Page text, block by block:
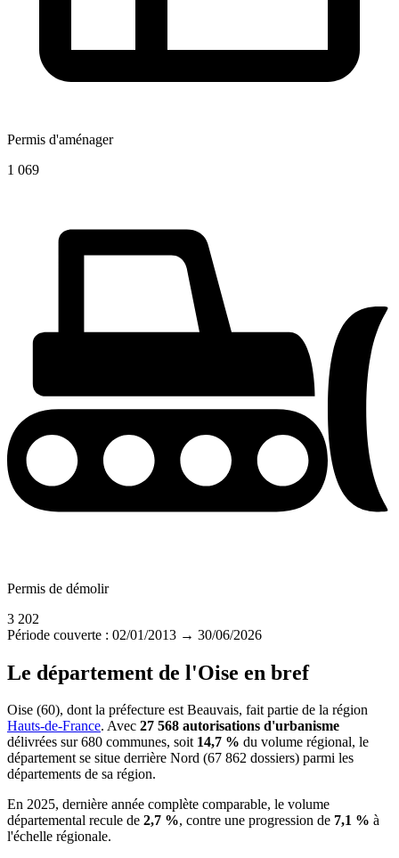
Permis d'aménager
1 069
Permis de démolir
3 202
Période couverte : 02/01/2013 → 30/06/2026
Le département de l'Oise en bref
Oise (60), dont la préfecture est Beauvais, fait partie de la région
Hauts-de-France. Avec 27 568 autorisations d'urbanisme
délivrées sur 680 communes, soit 14,7 % du volume régional, le
département se situe derrière Nord (67 862 dossiers) parmi les
départements de sa région.
En 2025, dernière année complète comparable, le volume
départemental recule de 2,7 %, contre une progression de 7,1 % à
l'échelle régionale.